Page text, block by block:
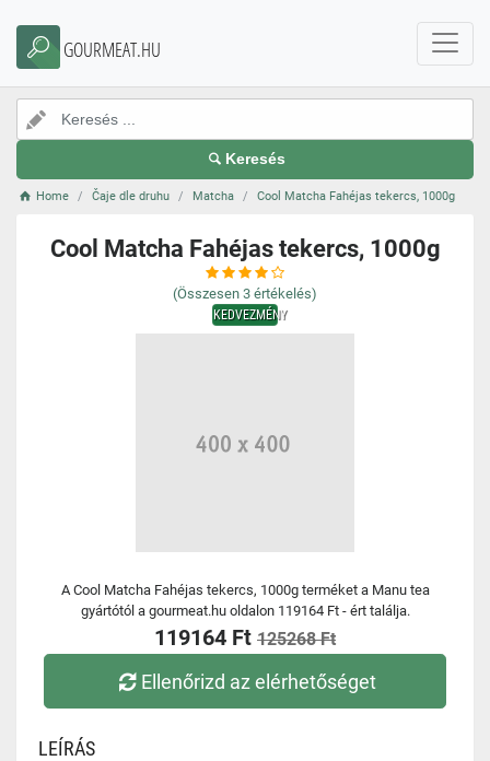
GOURMEAT.HU
Keresés
Home Čaje dle druhu Matcha Cool Matcha Fahéjas tekercs, 1000g
Cool Matcha Fahéjas tekercs, 1000g
(Összesen 3 értékelés)
KEDVEZMÉNY
A Cool Matcha Fahéjas tekercs, 1000g terméket a Manu tea
gyártótól a gourmeat.hu oldalon 119164 Ft - ért találja.
119164 Ft 125268 Ft
Ellenőrizd az elérhetőséget
LEÍRÁS